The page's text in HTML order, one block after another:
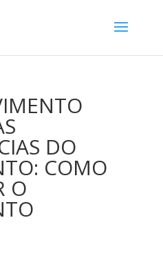
DO
COMO
O